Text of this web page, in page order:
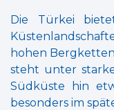
Die Türkei
hohen
steht unter
Südküste hin
besonders im